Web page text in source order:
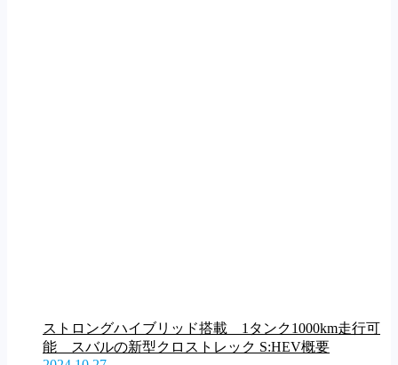
ストロングハイブリッド搭載 1タンク1000km走行可
能 スバルの新型クロストレック S:HEV概要